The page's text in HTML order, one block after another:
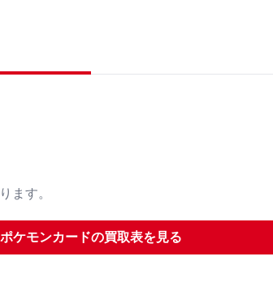
ます。
ポケモンカードの買取表を見る